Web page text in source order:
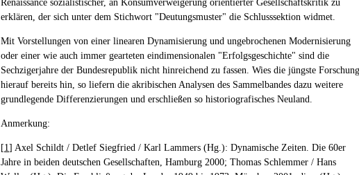
Renaissance sozialistischer, an Konsumverweigerung orientierter Gesellschaftskritik zu
erklären, der sich unter dem Stichwort "Deutungsmuster" die Schlusssektion widmet.
Mit Vorstellungen von einer linearen Dynamisierung und ungebrochenen Modernisierung
oder einer wie auch immer gearteten eindimensionalen "Erfolgsgeschichte" sind die
Sechzigerjahre der Bundesrepublik nicht hinreichend zu fassen. Wies die jüngste Forschung
hierauf bereits hin, so liefern die akribischen Analysen des Sammelbandes dazu weitere
grundlegende Differenzierungen und erschließen so historiografisches Neuland.
Anmerkung:
[1] Axel Schildt / Detlef Siegfried / Karl Lammers (Hg.): Dynamische Zeiten. Die 60er
Jahre in beiden deutschen Gesellschaften, Hamburg 2000; Thomas Schlemmer / Hans